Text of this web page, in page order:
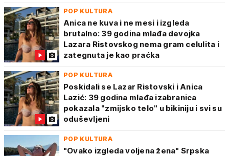
POP KULTURA
Anica ne kuva i ne mesi i izgleda
brutalno: 39 godina mlađa devojka
Lazara Ristovskog nema gram celulita i
zategnuta je kao praćka
POP KULTURA
Poskidali se Lazar Ristovski i Anica
Lazić: 39 godina mlađa izabranica
pokazala "zmijsko telo" u bikiniju i svi su
oduševljeni
POP KULTURA
"Ovako izgleda voljena žena" Srpska